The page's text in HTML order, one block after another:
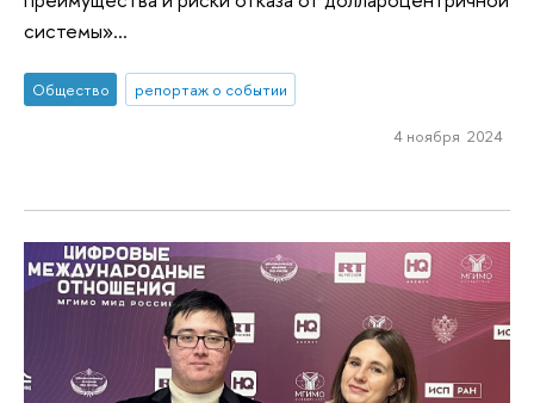
системы»...
Общество репортаж о событии
4 ноября 2024